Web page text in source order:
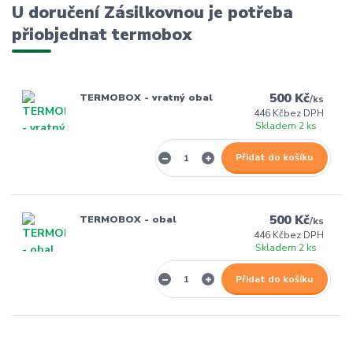
U doručení Zásilkovnou je potřeba
přiobjednat termobox
TERMOBOX - vratný obal 500 Kč/ks
446 Kčbez DPH
Skladem 2 ks
Přidat do košíku
TERMOBOX - obal 500 Kč/ks
446 Kčbez DPH
Skladem 2 ks
Přidat do košíku